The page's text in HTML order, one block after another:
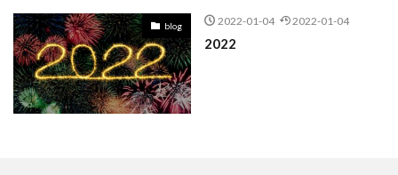
blog 2022-01-04 2022-01-04
2022